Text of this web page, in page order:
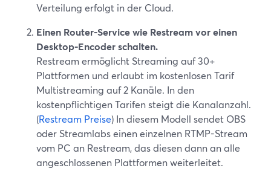
Verteilung erfolgt in der Cloud.
Einen Router-Service wie Restream vor einen
Desktop-Encoder schalten.
Restream ermöglicht Streaming auf 30+
Plattformen und erlaubt im kostenlosen Tarif
Multistreaming auf 2 Kanäle. In den
kostenpflichtigen Tarifen steigt die Kanalanzahl.
(Restream Preise) In diesem Modell sendet OBS
oder Streamlabs einen einzelnen RTMP-Stream
vom PC an Restream, das diesen dann an alle
angeschlossenen Plattformen weiterleitet.